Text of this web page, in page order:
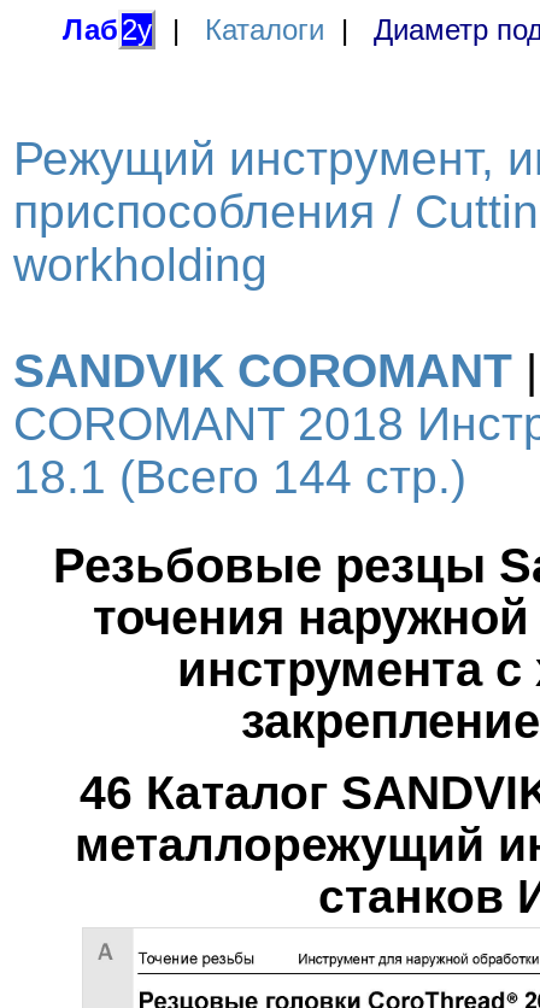
Лаб2у | Каталоги | Диаметр
Режущий инструмент,
приспособления /
workholding
SANDVIK COROMANT
COROMANT 2018
18.1 (Всего 144 стр.)
Резьбовые резцы
точения
инструмента
46 Каталог
металлорежущий
станков